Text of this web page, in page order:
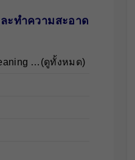
ทำความสะอาด
…(ดูทั้งหมด)